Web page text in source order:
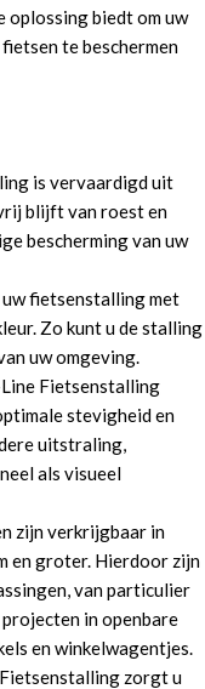
biedt om uw
te beschermen
is vervaardigd uit
blijft van roest en
bescherming van uw
fietsenstalling met
Zo kunt u de stalling
uw omgeving.
Fietsenstalling
stevigheid en
uitstraling,
als visueel
zijn verkrijgbaar in
en groter. Hierdoor zijn
van particulier
in openbare
en winkelwagentjes.
zorgt u